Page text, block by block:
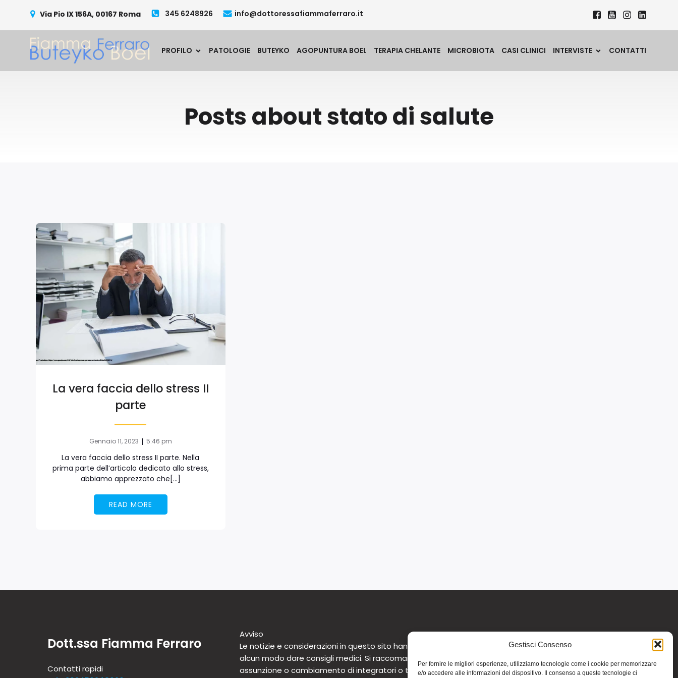
Gestisci Consenso
Per fornire le migliori esperienze, utilizziamo tecnologie come i cookie per memorizzare
e/o accedere alle informazioni del dispositivo. Il consenso a queste tecnologie ci
Via Pio IX 156A, 00167 Roma 345 6248926 info@dottoressafiammaferraro.it
PROFILO PATOLOGIE BUTEYKO AGOPUNTURA BOEL TERAPIA CHELANTE MICROBIOTA CASI CLINICI INTERVISTE CONTATTI
Posts about stato di salute
La vera faccia dello stress II
parte
Gennaio 11, 2023 | 5:46 pm
La vera faccia dello stress II parte. Nella
prima parte dell’articolo dedicato allo stress,
abbiamo apprezzato che[…]
READ MORE
Dott.ssa Fiamma Ferraro
Contatti rapidi
Avviso
Le notizie e considerazioni in questo sito hanno carattere informativo generale e non intendono in
alcun modo dare consigli medici. Si raccomanda di non intraprendere o interrompere alcuna terapia o
assunzione o cambiamento di integratori o tantomeno medicinali (nemmeno “naturali”) senza una